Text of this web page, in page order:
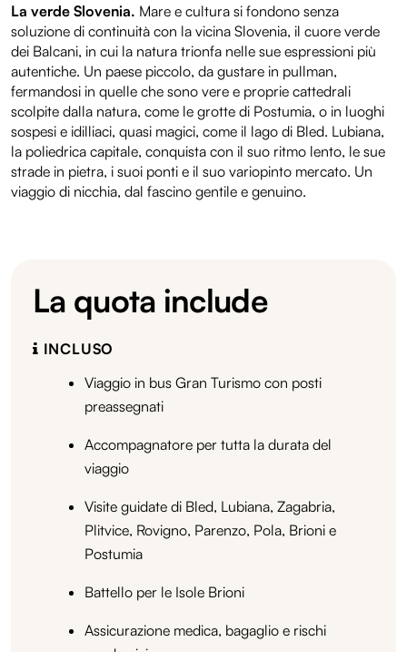
La verde Slovenia. Mare e cultura si fondono senza
soluzione di continuità con la vicina Slovenia, il cuore verde
dei Balcani, in cui la natura trionfa nelle sue espressioni più
autentiche. Un paese piccolo, da gustare in pullman,
fermandosi in quelle che sono vere e proprie cattedrali
scolpite dalla natura, come le grotte di Postumia, o in luoghi
sospesi e idilliaci, quasi magici, come il lago di Bled. Lubiana,
la poliedrica capitale, conquista con il suo ritmo lento, le sue
strade in pietra, i suoi ponti e il suo variopinto mercato. Un
viaggio di nicchia, dal fascino gentile e genuino.
La quota include
INCLUSO
Viaggio in bus Gran Turismo con posti
preassegnati
Accompagnatore per tutta la durata del
viaggio
Visite guidate di Bled, Lubiana, Zagabria,
Plitvice, Rovigno, Parenzo, Pola, Brioni e
Postumia
Battello per le Isole Brioni
Assicurazione medica, bagaglio e rischi